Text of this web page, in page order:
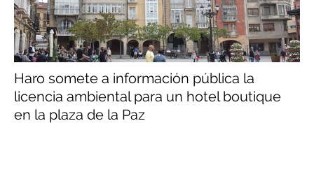
Haro somete a información pública la
licencia ambiental para un hotel boutique
en la plaza de la Paz